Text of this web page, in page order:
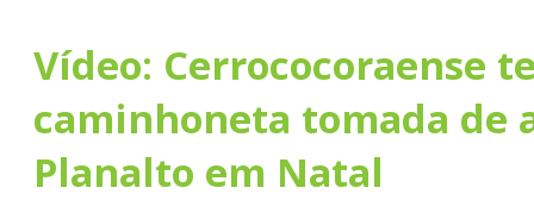
Vídeo: Cerrococoraense
caminhoneta tomada de
Planalto em Natal